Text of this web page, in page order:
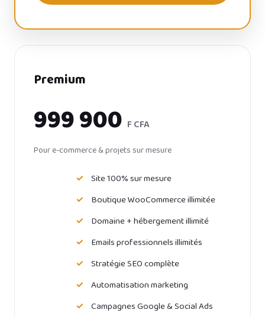
Premium
999 900 F CFA
Pour e-commerce & projets sur mesure
Site 100% sur mesure
Boutique WooCommerce illimitée
Domaine + hébergement illimité
Emails professionnels illimités
Stratégie SEO complète
Automatisation marketing
Campagnes Google & Social Ads